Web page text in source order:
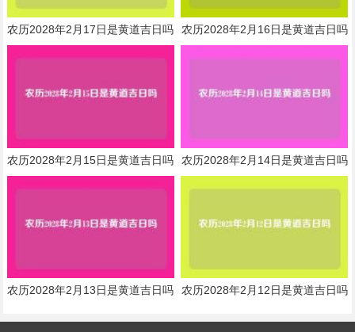
农历2028年2月17日是黄道吉日吗 农历2028年2月16日是黄道吉日吗
农历2028年2月15日是黄道吉日吗 农历2028年2月14日是黄道吉日吗
农历2028年2月13日是黄道吉日吗 农历2028年2月12日是黄道吉日吗